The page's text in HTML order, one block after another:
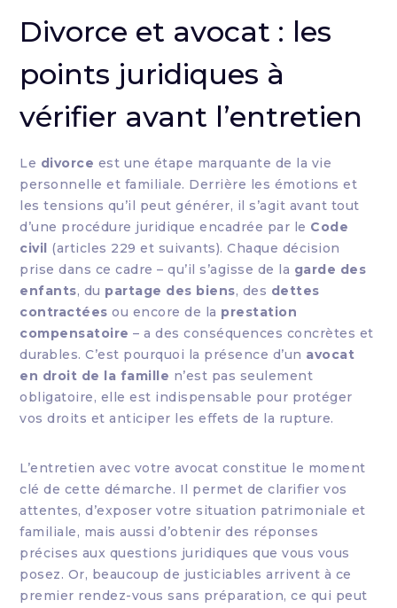
Divorce et avocat : les
points juridiques à
vérifier avant l’entretien
Le divorce est une étape marquante de la vie
personnelle et familiale. Derrière les émotions et
les tensions qu’il peut générer, il s’agit avant tout
d’une procédure juridique encadrée par le Code
civil (articles 229 et suivants). Chaque décision
prise dans ce cadre – qu’il s’agisse de la garde des
enfants, du partage des biens, des dettes
contractées ou encore de la prestation
compensatoire – a des conséquences concrètes et
durables. C’est pourquoi la présence d’un avocat
en droit de la famille n’est pas seulement
obligatoire, elle est indispensable pour protéger
vos droits et anticiper les effets de la rupture.
L’entretien avec votre avocat constitue le moment
clé de cette démarche. Il permet de clarifier vos
attentes, d’exposer votre situation patrimoniale et
familiale, mais aussi d’obtenir des réponses
précises aux questions juridiques que vous vous
posez. Or, beaucoup de justiciables arrivent à ce
premier rendez-vous sans préparation, ce qui peut